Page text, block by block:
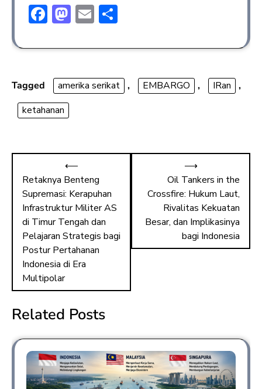
F
e
o
ok
M
st
d
E
ai ar
Tagged amerika serikat , EMBARGO , IRan
,
ketahanan
⟵
Retaknya Benteng
Supremasi: Kerapuhan
Infrastruktur Militer AS
di Timur Tengah dan
Pelajaran Strategis bagi
Postur Pertahanan
Indonesia di Era
Multipolar
Oil Tankers in the
Crossfire: Hukum Laut,
Rivalitas Kekuatan
Besar, dan Implikasinya
bagi Indonesia
⟶
Related Posts